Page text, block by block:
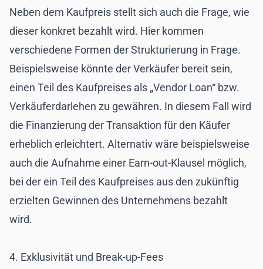
Neben dem Kaufpreis stellt sich auch die Frage, wie
dieser konkret bezahlt wird. Hier kommen
verschiedene Formen der Strukturierung in Frage.
Beispielsweise könnte der Verkäufer bereit sein,
einen Teil des Kaufpreises als „Vendor Loan“ bzw.
Verkäuferdarlehen zu gewähren. In diesem Fall wird
die Finanzierung der Transaktion für den Käufer
erheblich erleichtert. Alternativ wäre beispielsweise
auch die Aufnahme einer Earn-out-Klausel möglich,
bei der ein Teil des Kaufpreises aus den zukünftig
erzielten Gewinnen des Unternehmens bezahlt
wird.
4. Exklusivität und Break-up-Fees